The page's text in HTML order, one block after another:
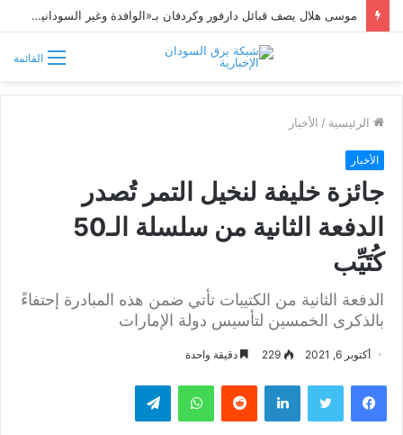
موسى هلال يصف قبائل دارفور وكردفان بـ«الوافدة وغير السودانية»
القائمة
الرئيسية / الأخبار
الأخبار
جائزة خليفة لنخيل التمر تُصدر
الدفعة الثانية من سلسلة الـ50
كُتَيِّب
الدفعة الثانية من الكتيبات تأتي ضمن هذه المبادرة إحتفاءً
بالذكرى الخمسين لتأسيس دولة الإمارات
أكتوبر 6, 2021 229 دقيقة واحدة
فيسبوك تويتر لينكدإن واتساب تيلقرام